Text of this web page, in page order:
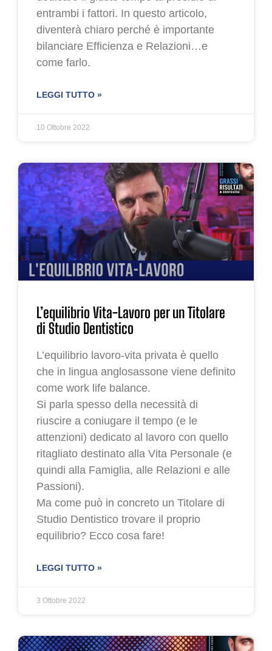
entrambi i fattori. In questo articolo,
diventerà chiaro perché è importante
bilanciare Efficienza e Relazioni…e
come farlo.
LEGGI TUTTO »
10 Ottobre 2022
L’equilibrio Vita-Lavoro per un Titolare
di Studio Dentistico
L’equilibrio lavoro-vita privata è quello
che in lingua anglosassone viene definito
come work life balance.
Si parla spesso della necessità di
riuscire a coniugare il tempo (e le
attenzioni) dedicato al lavoro con quello
ritagliato destinato alla Vita Personale (e
quindi alla Famiglia, alle Relazioni e alle
Passioni).
Ma come può in concreto un Titolare di
Studio Dentistico trovare il proprio
equilibrio? Ecco cosa fare!
LEGGI TUTTO »
3 Ottobre 2022